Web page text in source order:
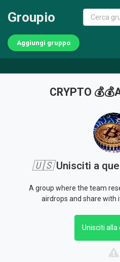
Groupio
Aggiungi gruppo
CRYPTO
🇺🇸Unisciti a
A group where the team
airdrops and share
Unisciti alla